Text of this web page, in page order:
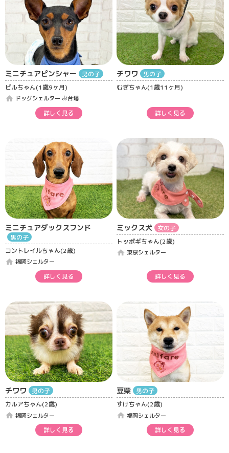
ミニチュアピンシャー
男の子
ビルちゃん(1歳9ヶ月)
home ドッグシェルター お台場
詳しく見る
チワワ
男の子
むぎちゃん(1歳11ヶ月)
詳しく見る
ミニチュアダックスフンド
男の子
コントレイルちゃん(2歳)
home 福岡シェルター
詳しく見る
ミックス犬
女の子
トッポギちゃん(2歳)
home 東京シェルター
詳しく見る
チワワ
男の子
カルアちゃん(2歳)
home 福岡シェルター
詳しく見る
豆柴
男の子
すけちゃん(2歳)
home 福岡シェルター
詳しく見る